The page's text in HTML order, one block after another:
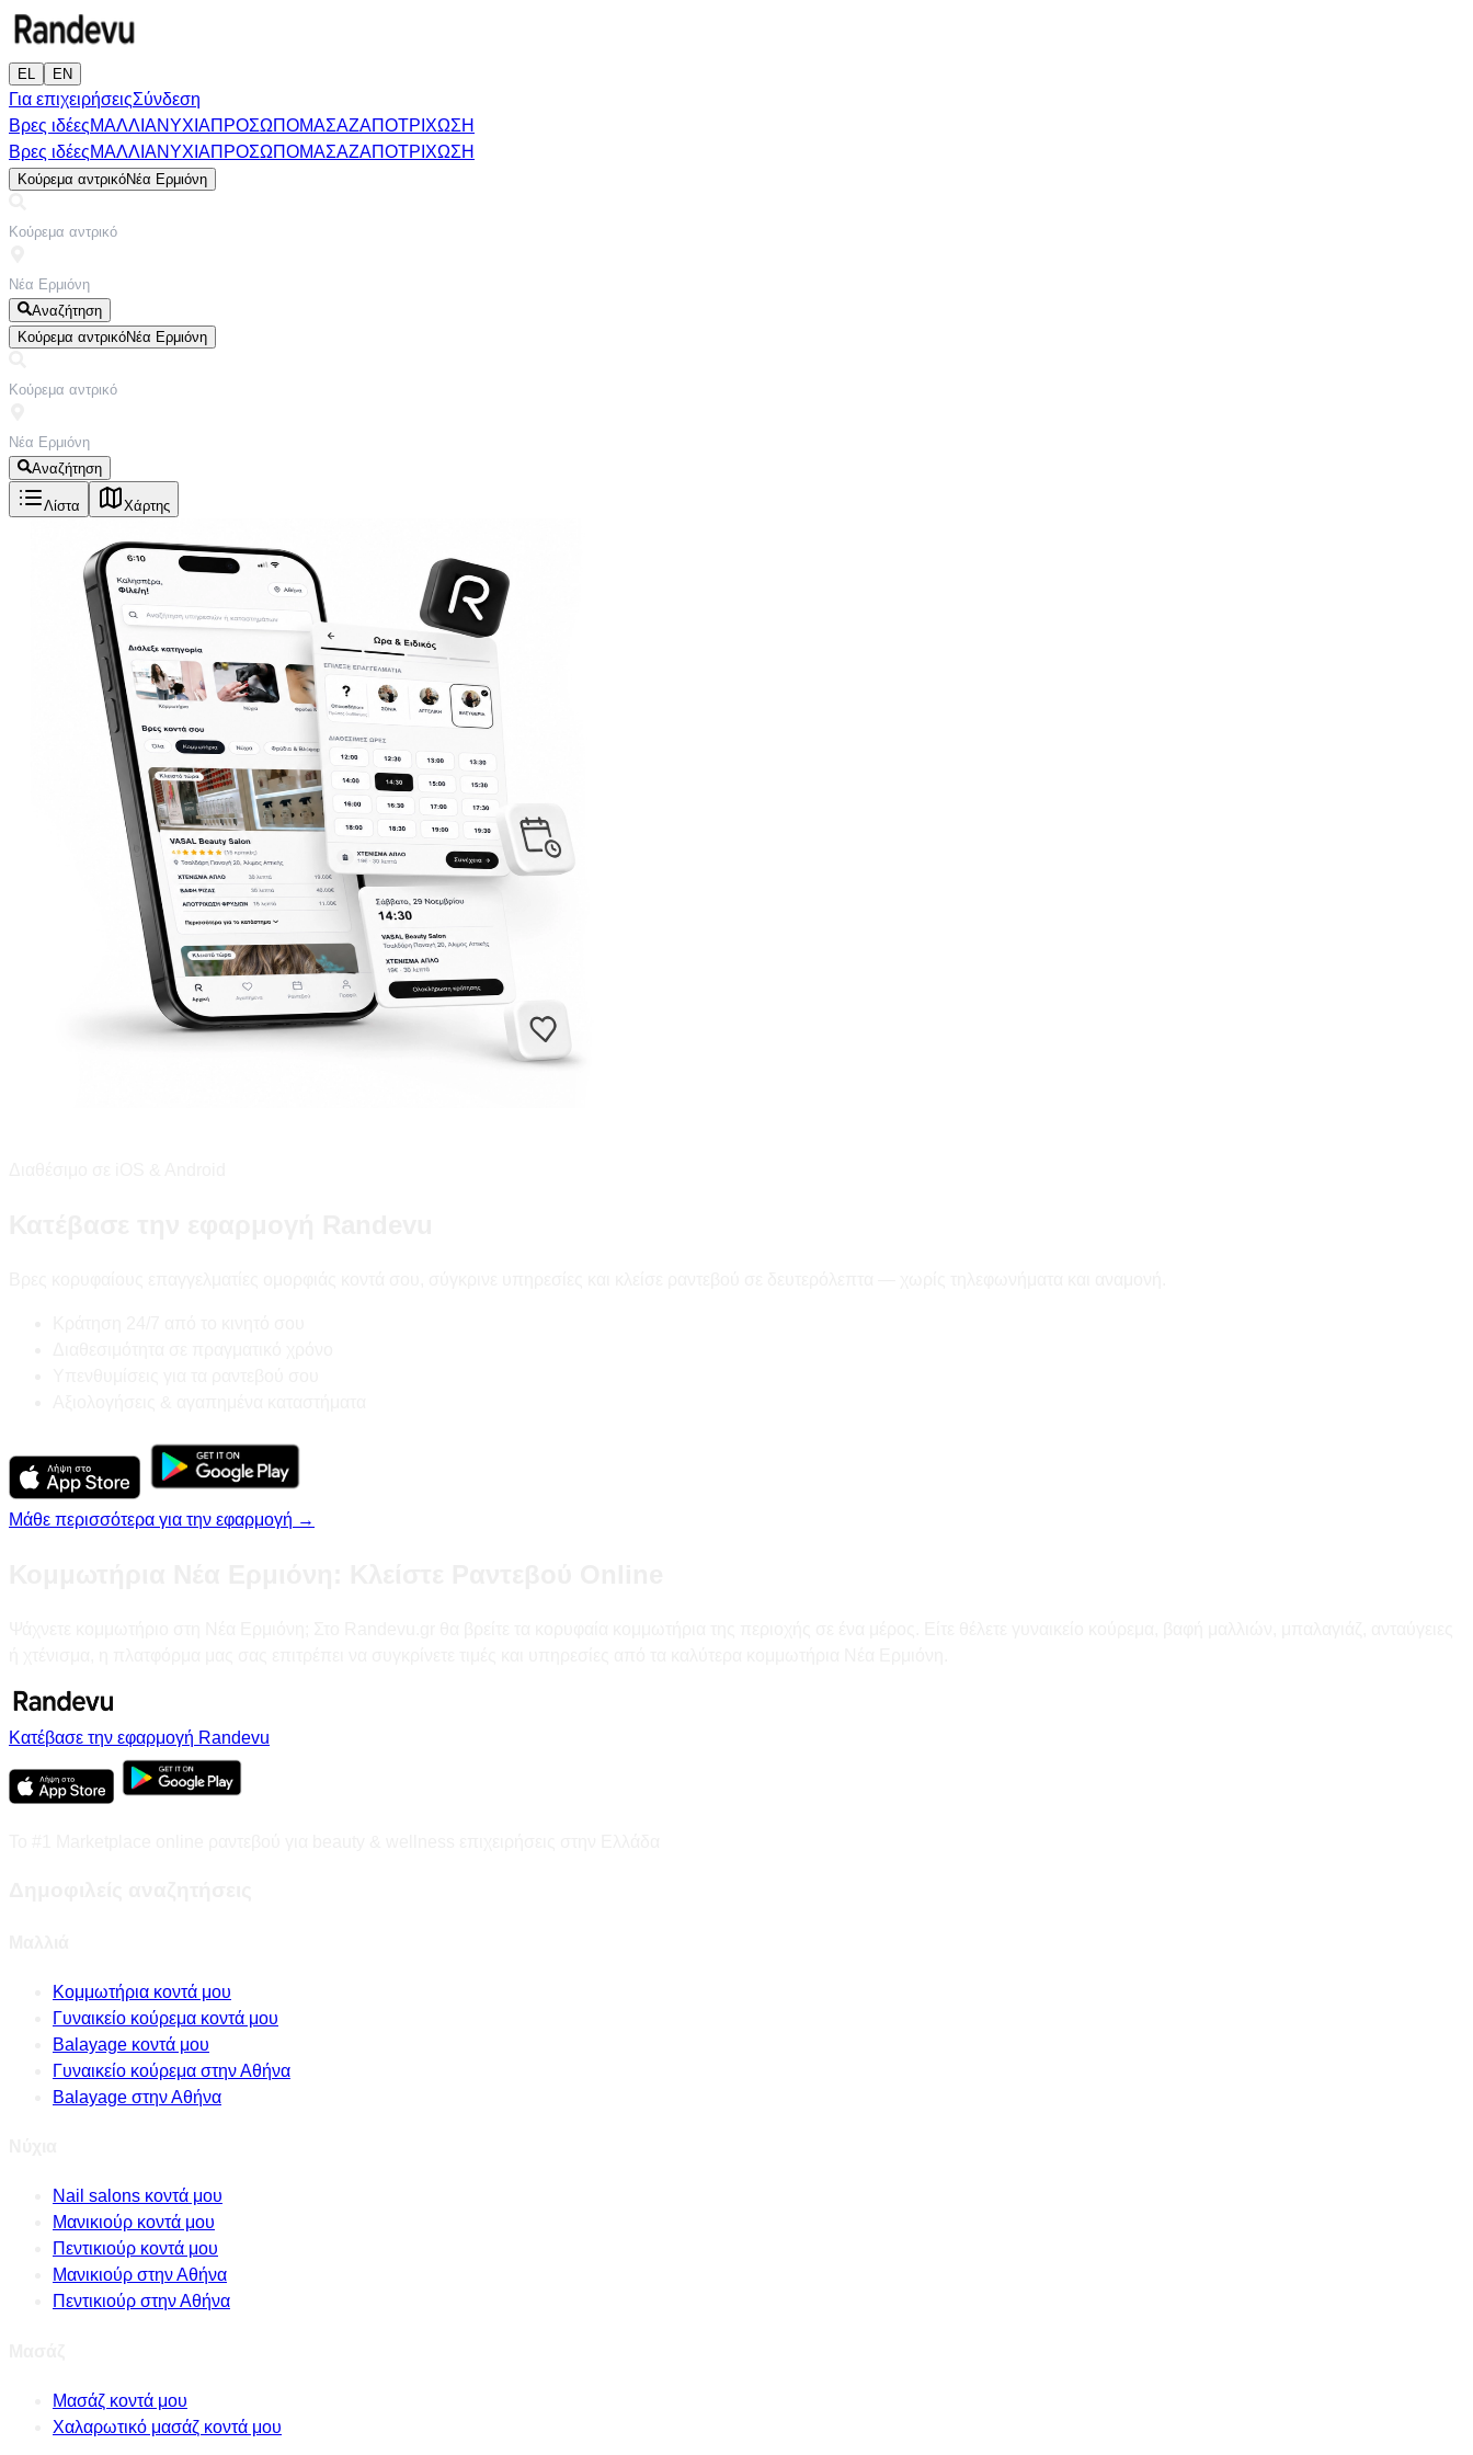
EL EN
Για επιχειρήσειςΣύνδεση
Βρες ιδέεςΜΑΛΛΙΑΝΥΧΙΑΠΡΟΣΩΠΟΜΑΣΑΖΑΠΟΤΡΙΧΩΣΗ
Βρες ιδέεςΜΑΛΛΙΑΝΥΧΙΑΠΡΟΣΩΠΟΜΑΣΑΖΑΠΟΤΡΙΧΩΣΗ
Κούρεμα αντρικόΝέα Ερμιόνη
Αναζήτηση
Κούρεμα αντρικόΝέα Ερμιόνη
Αναζήτηση
Λίστα Χάρτης
Μάθε περισσότερα για την εφαρμογή →
Κατέβασε την εφαρμογή Randevu
Κομμωτήρια κοντά μου
Γυναικείο κούρεμα κοντά μου
Balayage κοντά μου
Γυναικείο κούρεμα στην Αθήνα
Balayage στην Αθήνα
Nail salons κοντά μου
Μανικιούρ κοντά μου
Πεντικιούρ κοντά μου
Μανικιούρ στην Αθήνα
Πεντικιούρ στην Αθήνα
Μασάζ κοντά μου
Χαλαρωτικό μασάζ κοντά μου